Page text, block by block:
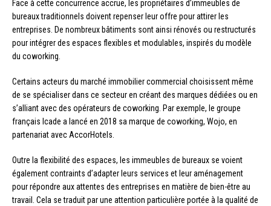
Face à cette concurrence accrue, les propriétaires d’immeubles de
bureaux traditionnels doivent repenser leur offre pour attirer les
entreprises. De nombreux bâtiments sont ainsi rénovés ou restructurés
pour intégrer des espaces flexibles et modulables, inspirés du modèle
du coworking.
Certains acteurs du marché immobilier commercial choisissent même
de se spécialiser dans ce secteur en créant des marques dédiées ou en
s’alliant avec des opérateurs de coworking. Par exemple, le groupe
français Icade a lancé en 2018 sa marque de coworking, Wojo, en
partenariat avec AccorHotels.
Outre la flexibilité des espaces, les immeubles de bureaux se voient
également contraints d’adapter leurs services et leur aménagement
pour répondre aux attentes des entreprises en matière de bien-être au
travail. Cela se traduit par une attention particulière portée à la qualité de